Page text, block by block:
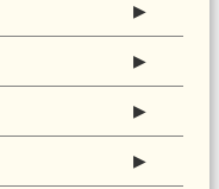
▶
▶
▶
▶